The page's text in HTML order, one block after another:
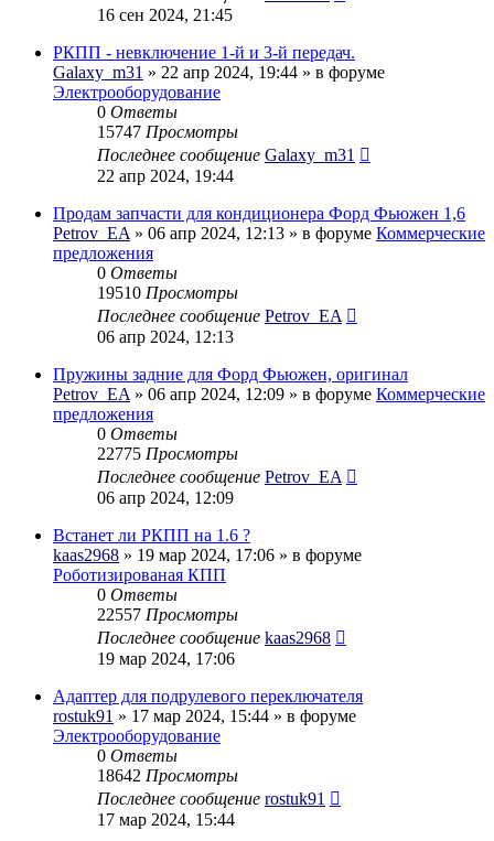
16 сен 2024, 21:45
РКПП - невключение 1-й и 3-й передач.
Galaxy_m31 » 22 апр 2024, 19:44 » в форуме
Электрооборудование
0 Ответы
15747 Просмотры
Последнее сообщение Galaxy_m31
22 апр 2024, 19:44
Продам запчасти для кондиционера Форд Фьюжен 1,6
Petrov_EA » 06 апр 2024, 12:13 » в форуме Коммерческие
предложения
0 Ответы
19510 Просмотры
Последнее сообщение Petrov_EA
06 апр 2024, 12:13
Пружины задние для Форд Фьюжен, оригинал
Petrov_EA » 06 апр 2024, 12:09 » в форуме Коммерческие
предложения
0 Ответы
22775 Просмотры
Последнее сообщение Petrov_EA
06 апр 2024, 12:09
Встанет ли РКПП на 1.6 ?
kaas2968 » 19 мар 2024, 17:06 » в форуме
Роботизированая КПП
0 Ответы
22557 Просмотры
Последнее сообщение kaas2968
19 мар 2024, 17:06
Адаптер для подрулевого переключателя
rostuk91 » 17 мар 2024, 15:44 » в форуме
Электрооборудование
0 Ответы
18642 Просмотры
Последнее сообщение rostuk91
17 мар 2024, 15:44